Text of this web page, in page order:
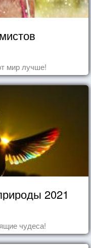
мир лучше!
2021
чудеса!